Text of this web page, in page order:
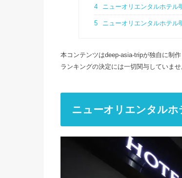
4 ニューオリエンタルホテル
5 ニューオリエンタルホテル
本コンテンツはdeep-asia-tripが独自に制
ランキングの決定には一切関与していませ
ニューオリエンタルホ